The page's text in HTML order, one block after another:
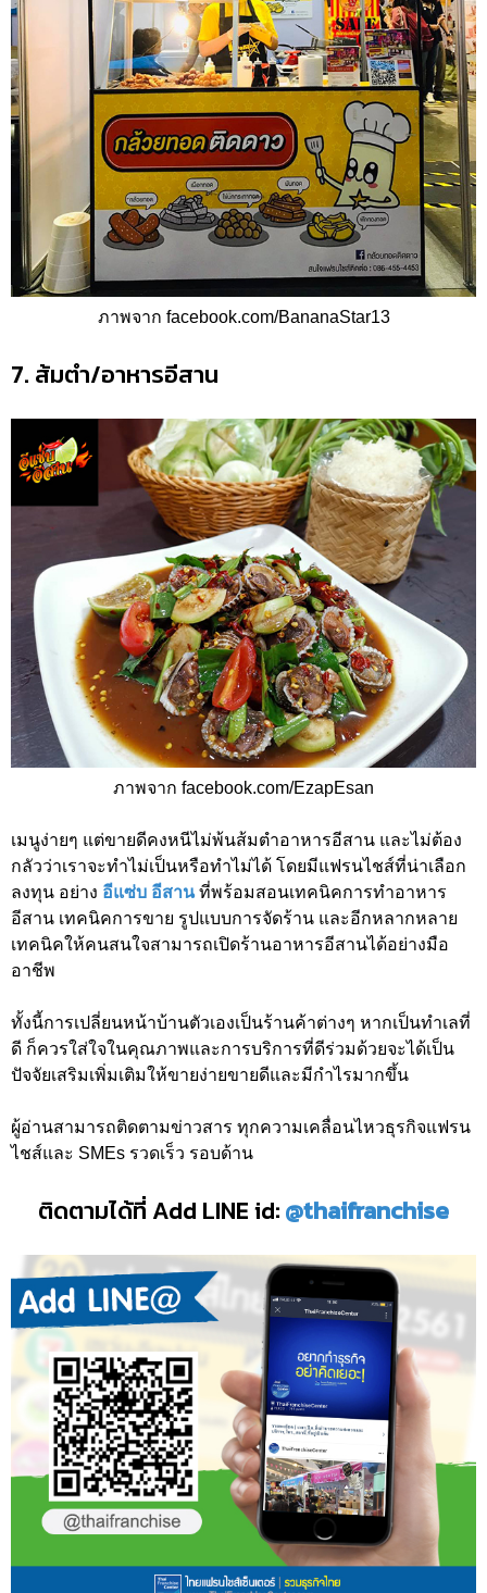
ภาพจาก facebook.com/BananaStar13
7. ส้มตำ/อาหารอีสาน
ภาพจาก facebook.com/EzapEsan
เมนูง่ายๆ แต่ขายดีคงหนีไม่พ้นส้มตำอาหารอีสาน และไม่ต้อง
กลัวว่าเราจะทำไม่เป็นหรือทำไม่ได้ โดยมีแฟรนไชส์ที่น่าเลือก
ลงทุน อย่าง อีแซ่บ อีสานที่พร้อมสอนเทคนิคการทำอาหาร
อีสาน เทคนิคการขาย รูปแบบการจัดร้าน และอีกหลากหลาย
เทคนิคให้คนสนใจสามารถเปิดร้านอาหารอีสานได้อย่างมือ
อาชีพ
ทั้งนี้การเปลี่ยนหน้าบ้านตัวเองเป็นร้านค้าต่างๆ หากเป็นทำเลที่
ดี ก็ควรใส่ใจในคุณภาพและการบริการที่ดีร่วมด้วยจะได้เป็น
ปัจจัยเสริมเพิ่มเติมให้ขายง่ายขายดีและมีกำไรมากขึ้น
ผู้อ่านสามารถติดตามข่าวสาร ทุกความเคลื่อนไหวธุรกิจแฟรน
ไชส์และ SMEs รวดเร็ว รอบด้าน
ติดตามได้ที่ Add LINE id:@thaifranchise